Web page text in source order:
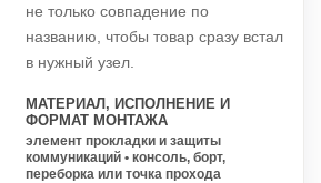
не только совпадение по
названию, чтобы товар сразу встал
в нужный узел.
МАТЕРИАЛ, ИСПОЛНЕНИЕ И
ФОРМАТ МОНТАЖА
элемент прокладки и защиты
коммуникаций • консоль, борт,
переборка или точка прохода